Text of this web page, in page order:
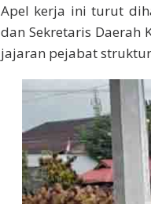
Apel kerja ini turut
dan Sekretaris Daerah
jajaran pejabat